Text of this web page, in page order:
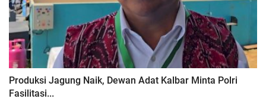
Produksi Jagung Naik, Dewan Adat Kalbar Minta Polri
Fasilitasi...